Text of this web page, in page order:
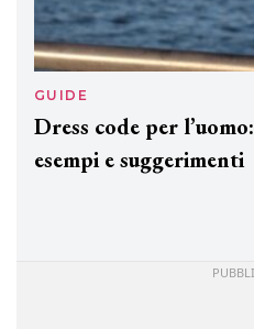
GUIDE
Dress code per
esempi e suggerimenti